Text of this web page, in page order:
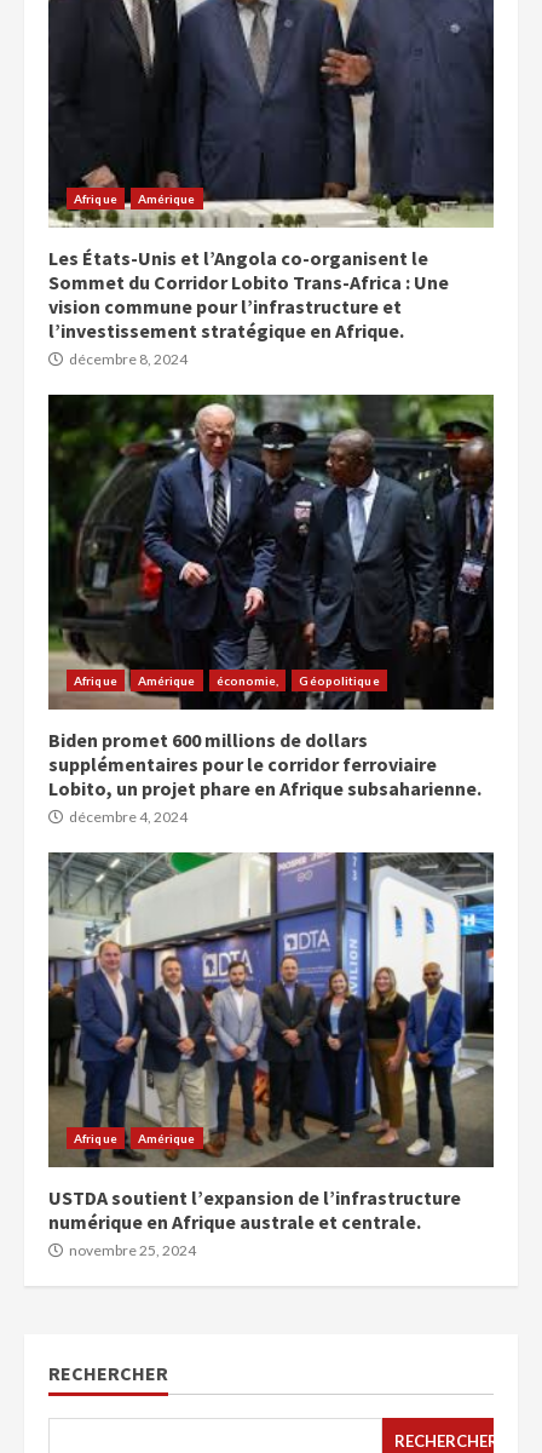
Afrique Amérique
Les États-Unis et l’Angola co-organisent le
Sommet du Corridor Lobito Trans-Africa : Une
vision commune pour l’infrastructure et
l’investissement stratégique en Afrique.
décembre 8, 2024
Afrique Amérique économie, Géopolitique
Biden promet 600 millions de dollars
supplémentaires pour le corridor ferroviaire
Lobito, un projet phare en Afrique subsaharienne.
décembre 4, 2024
Afrique Amérique
USTDA soutient l’expansion de l’infrastructure
numérique en Afrique australe et centrale.
novembre 25, 2024
RECHERCHER
RECHERCHER